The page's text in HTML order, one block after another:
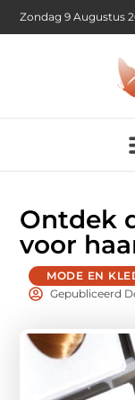
Zondag 9 Augustus
Ontdek
voor
MODE EN
Gepubliceerd